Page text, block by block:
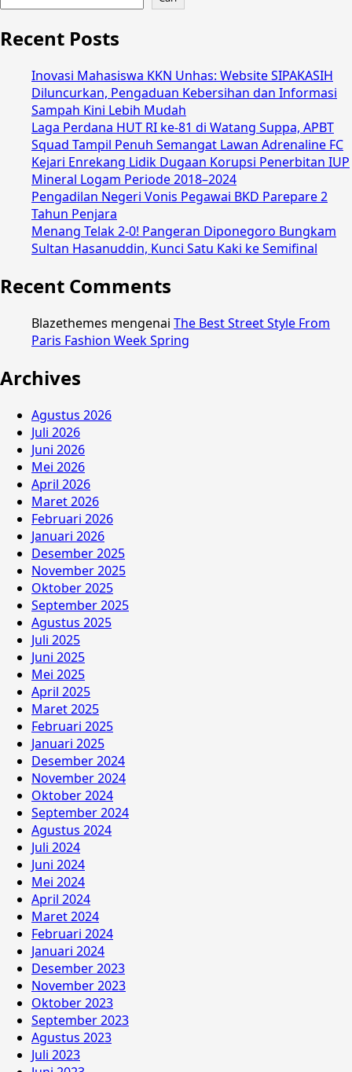
Recent Posts
Inovasi Mahasiswa KKN Unhas: Website SIPAKASIH
Diluncurkan, Pengaduan Kebersihan dan Informasi
Sampah Kini Lebih Mudah
Laga Perdana HUT RI ke-81 di Watang Suppa, APBT
Squad Tampil Penuh Semangat Lawan Adrenaline FC
Kejari Enrekang Lidik Dugaan Korupsi Penerbitan IUP
Mineral Logam Periode 2018–2024
Pengadilan Negeri Vonis Pegawai BKD Parepare 2
Tahun Penjara
Menang Telak 2-0! Pangeran Diponegoro Bungkam
Sultan Hasanuddin, Kunci Satu Kaki ke Semifinal
Recent Comments
Blazethemes mengenai The Best Street Style From
Paris Fashion Week Spring
Archives
Agustus 2026
Juli 2026
Juni 2026
Mei 2026
April 2026
Maret 2026
Februari 2026
Januari 2026
Desember 2025
November 2025
Oktober 2025
September 2025
Agustus 2025
Juli 2025
Juni 2025
Mei 2025
April 2025
Maret 2025
Februari 2025
Januari 2025
Desember 2024
November 2024
Oktober 2024
September 2024
Agustus 2024
Juli 2024
Juni 2024
Mei 2024
April 2024
Maret 2024
Februari 2024
Januari 2024
Desember 2023
November 2023
Oktober 2023
September 2023
Agustus 2023
Juli 2023